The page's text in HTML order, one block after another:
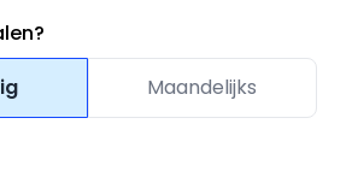
Maandelijks